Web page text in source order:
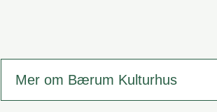
Mer om Bærum Kulturhus